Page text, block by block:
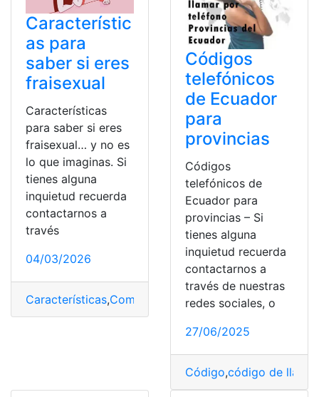
Característic
as para
saber si eres
fraisexual
Características
para saber si eres
fraisexual… y no es
lo que imaginas. Si
tienes alguna
inquietud recuerda
contactarnos a
través
04/03/2026
Características,Comunicación,fraisexual…,relaciones
Códigos
telefónicos
de Ecuador
para
provincias
Códigos
telefónicos de
Ecuador para
provincias – Si
tienes alguna
inquietud recuerda
contactarnos a
través de nuestras
redes sociales, o
27/06/2025
Código,código de